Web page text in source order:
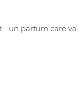
un parfum care va